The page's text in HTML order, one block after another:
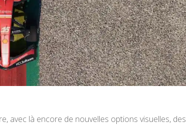
avec là encore de nouvelles options visuelles, des